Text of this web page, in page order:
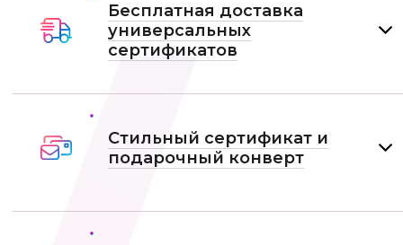
Бесплатная доставка
универсальных
сертификатов
Стильный сертификат и
подарочный конверт